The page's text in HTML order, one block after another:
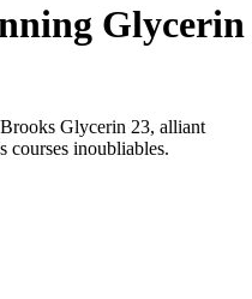
Glycerin
Glycerin 23, alliant
courses inoubliables.